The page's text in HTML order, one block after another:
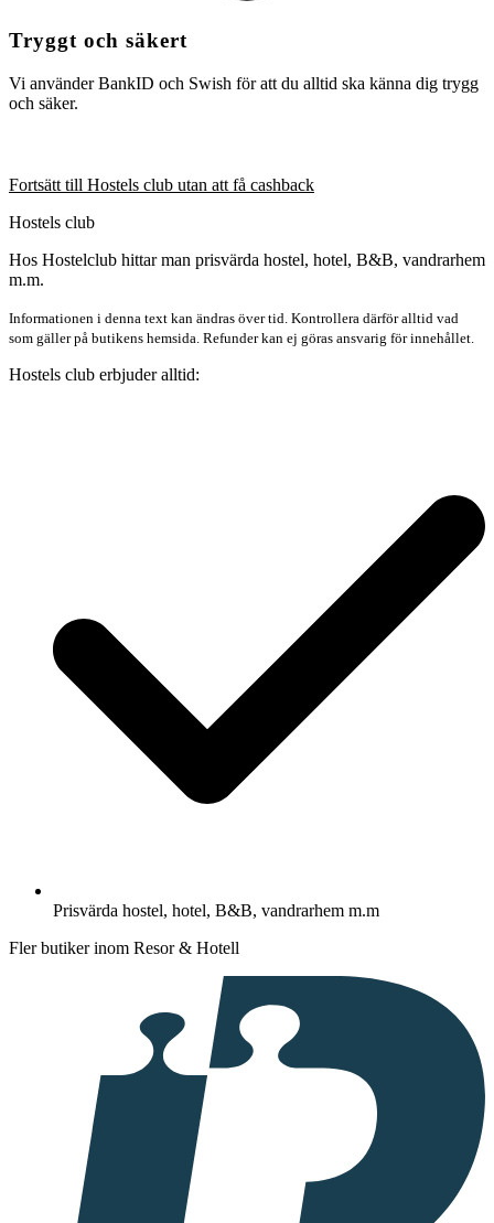
Tryggt och säkert
Vi använder BankID och Swish för att du alltid ska känna dig trygg
och säker.
Fortsätt till Hostels club utan att få cashback
Hostels club
Hos Hostelclub hittar man prisvärda hostel, hotel, B&B, vandrarhem
m.m.
Informationen i denna text kan ändras över tid. Kontrollera därför alltid vad
som gäller på butikens hemsida. Refunder kan ej göras ansvarig för innehållet.
Hostels club erbjuder alltid:
Prisvärda hostel, hotel, B&B, vandrarhem m.m
Fler butiker inom Resor & Hotell